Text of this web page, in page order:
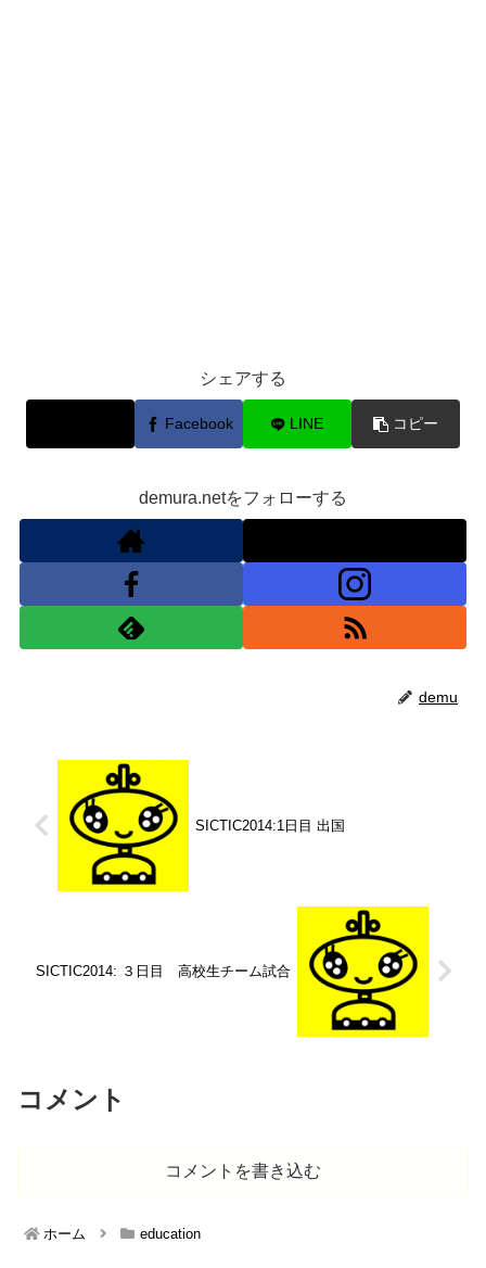
シェアする
Facebook LINE コピー
demura.netをフォローする
demu
SICTIC2014:1日目 出国
SICTIC2014: ３日目 高校生チーム試合
コメント
コメントを書き込む
ホーム education